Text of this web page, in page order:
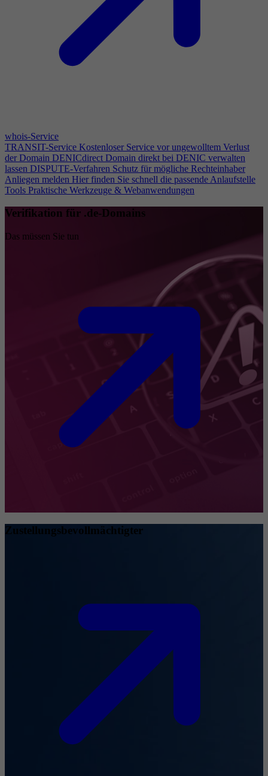
whois-Service
TRANSIT-Service Kostenloser Service vor ungewolltem Verlust
der Domain DENICdirect Domain direkt bei DENIC verwalten
lassen DISPUTE-Verfahren Schutz für mögliche Rechteinhaber
Anliegen melden Hier finden Sie schnell die passende Anlaufstelle
Tools Praktische Werkzeuge & Webanwendungen
Verifikation für .de-Domains
Das müssen Sie tun
Zustellungsbevollmächtigter